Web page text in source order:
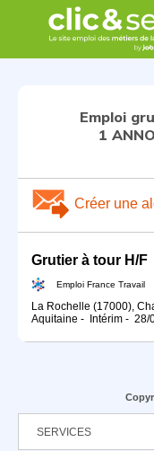
Emploi
1
Créer une
Grutier à tour H/F
Emploi France Travail
La Rochelle (17000),
Aquitaine - Intérim - 28/
SERVICES